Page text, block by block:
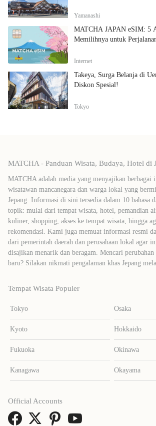
Yamanashi
MATCHA JAPAN eSIM: 5
Memilihnya untuk
Internet
Takeya, Surga Belanja di
Diskon Spesial!
Tokyo
MATCHA - Panduan Wisata, Budaya, Hotel di
MATCHA adalah media yang menyajikan berbagai
wisatawan mancanegara dan warga lokal yang
Jepang. Informasi di sini tersedia dalam 10 bahasa
topik: mulai dari tempat wisata, hotel, pemandian
kuliner, shopping, akses ke tempat wisata, hingga
rekomendasi. Kami juga memuat informasi resmi
dari pemerintah daerah dan perusahaan lokal agar
disajikan menarik dan beragam. Mencari perubahan
baru? Silakan nikmati pengalaman khas Jepang
Tempat Wisata Populer
Tokyo Osaka
Kyoto Hokkaido
Fukuoka Okinawa
Kanagawa Okayama
Official Accounts